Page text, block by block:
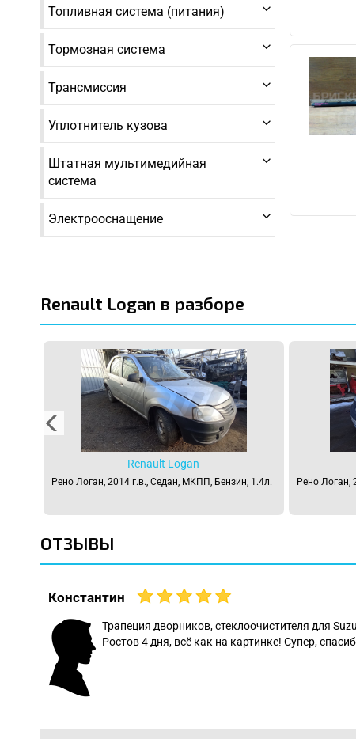
Топливная система (питания)
Тормозная система
Трансмиссия
Уплотнитель кузова
Штатная мультимедийная
система
Электрооснащение
Renault Logan в разборе
Renault Logan
Рено Логан, 2014 г.в., Седан, МКПП, Бензин, 1.4л. Рено Логан,
ОТЗЫВЫ
Константин
Трапеция дворников, стеклоочистителя для
Ростов 4 дня, всё как на картинке! Супер,